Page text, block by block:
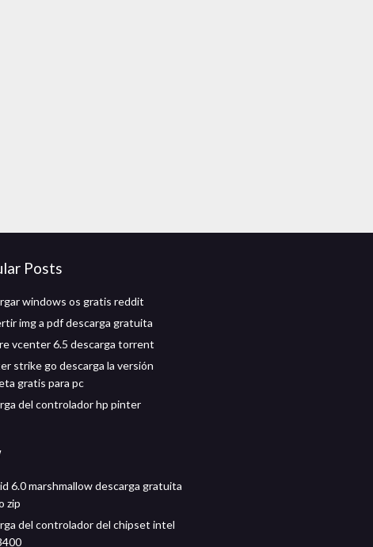
Posts
windows os gratis reddit
img a pdf descarga gratuita
vcenter 6.5 descarga torrent
strike go descarga la versión
gratis para pc
del controlador hp pinter
6.0 marshmallow descarga gratuita
zip
del controlador del chipset intel